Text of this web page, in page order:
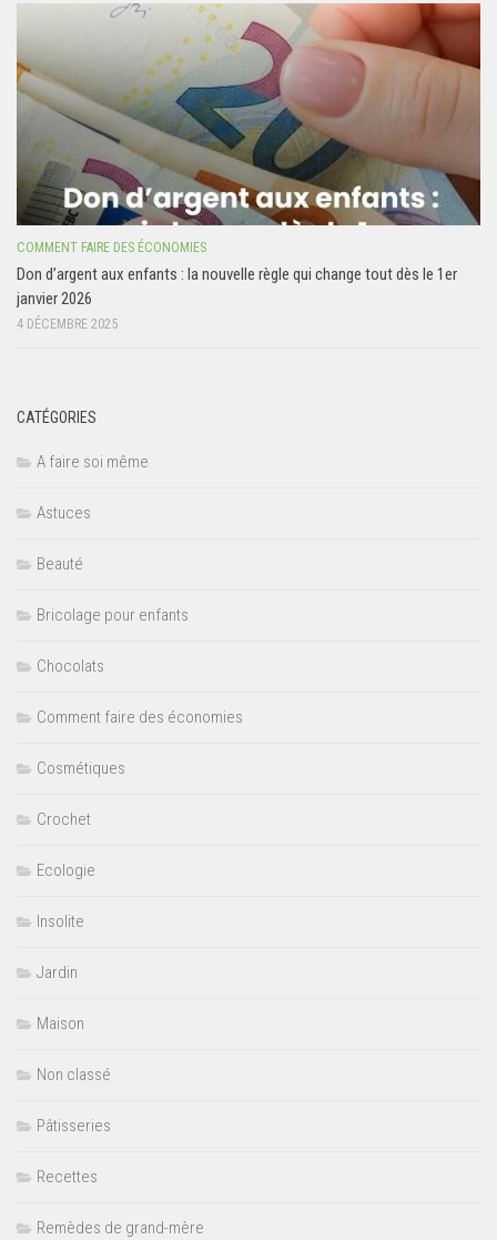
COMMENT FAIRE DES ÉCONOMIES
Don d’argent aux enfants : la nouvelle règle qui change tout dès le 1er
janvier 2026
4 DÉCEMBRE 2025
CATÉGORIES
A faire soi même
Astuces
Beauté
Bricolage pour enfants
Chocolats
Comment faire des économies
Cosmétiques
Crochet
Ecologie
Insolite
Jardin
Maison
Non classé
Pâtisseries
Recettes
Remèdes de grand-mère